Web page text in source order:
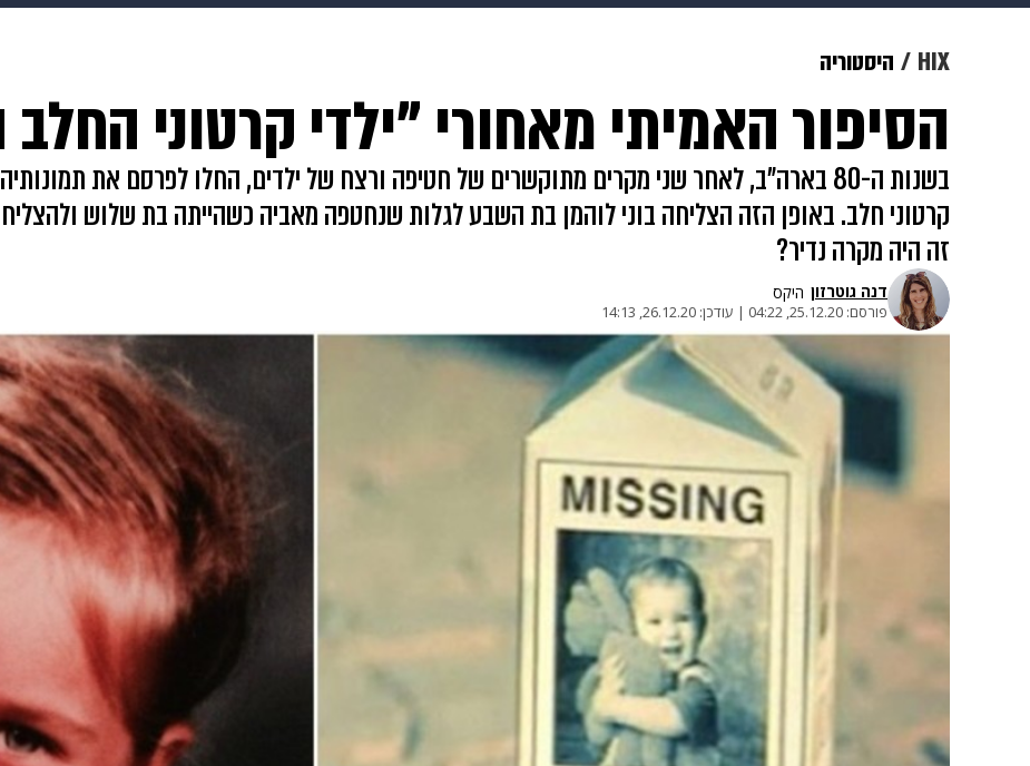
גאווה ויוה משפט תשעה חודשים מתכונים פרויקטים מיוחדים
HIX היסטוריה
הסיפור האמיתי מאחורי "ילדי קרטוני
בשנות ה-80 בארה"ב, לאחר שני מקרים מתוקשרים של חטיפה ורצח של ילדים, החלו לפרסם את
קרטוני חלב. באופן הזה הצליחה בוני לוהמן בת השבע לגלות שנחטפה מאביה כשהייתה בת שלוש
זה היה מקרה נדיר?
דנה גוטרזון היקס
פורסם: 25.12.20, 04:22
| עודכן: 26.12.20, 14:13